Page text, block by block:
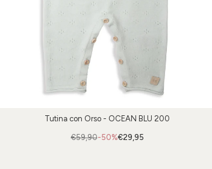
Tutina con Orso - OCEAN BLU 200
-50%
€59,90 €29,95